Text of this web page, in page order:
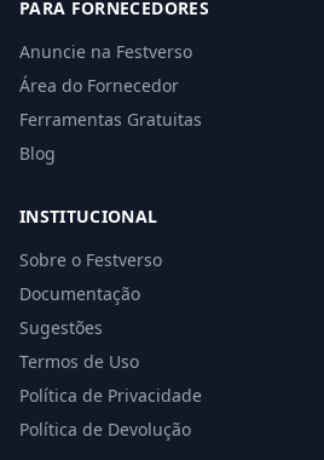
PARA FORNECEDORES
Anuncie na Festverso
Área do Fornecedor
Ferramentas Gratuitas
Blog
INSTITUCIONAL
Sobre o Festverso
Documentação
Sugestões
Termos de Uso
Política de Privacidade
Política de Devolução